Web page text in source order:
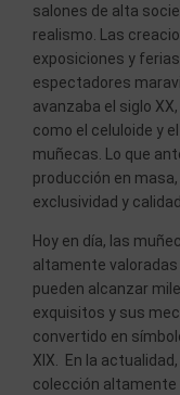
salones de alta
realismo. Las
exposiciones y
espectadores
avanzaba el siglo
como el celuloide y
muñecas. Lo que
producción en
exclusividad y
Hoy en día, las
altamente
pueden alcanzar
exquisitos y sus
convertido en
XIX. En la
colección altamente